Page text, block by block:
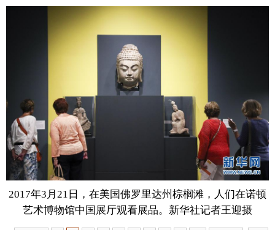
台湾 华人
旅游 健康 信息化 数据
金融 公益 无人机
富媒体 新华广播
新华电视中文 新华电视英文 返回PC
2017年3月21日，在美国佛罗里达州棕榈滩，人们在诺顿
艺术博物馆中国展厅观看展品。新华社记者王迎摄